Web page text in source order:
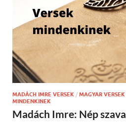
MADÁCH IMRE VERSEK / MAGYAR VERSEK
MINDENKINEK
Madách Imre: Nép szava